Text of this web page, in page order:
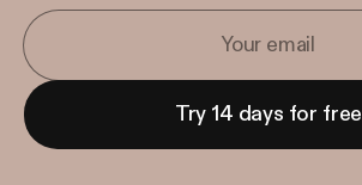
Try 14 days for free